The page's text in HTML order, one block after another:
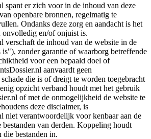
spant er zich voor in de inhoud van deze
openbare bronnen, regelmatig te
Ondanks deze zorg en aandacht is het
en/of onjuist is.
verschaft de inhoud van de website in de
is"), zonder garantie of waarborg betreffende
voor een bepaald doel of
aanvaardt geen
die is of dreigt te worden toegebracht
opzicht verband houdt met het gebruik
of met de onmogelijkheid de website te
deze disclaimer, is
niet verantwoordelijk voor kenbaar aan de
van derden. Koppeling houdt
die bestanden in.